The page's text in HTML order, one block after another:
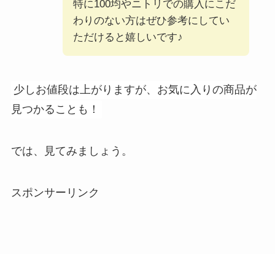
特に100均やニトリでの購入にこだ
わりのない方はぜひ参考にしてい
ただけると嬉しいです♪
少しお値段は上がりますが、お気に入りの商品が
見つかることも！
では、見てみましょう。
スポンサーリンク